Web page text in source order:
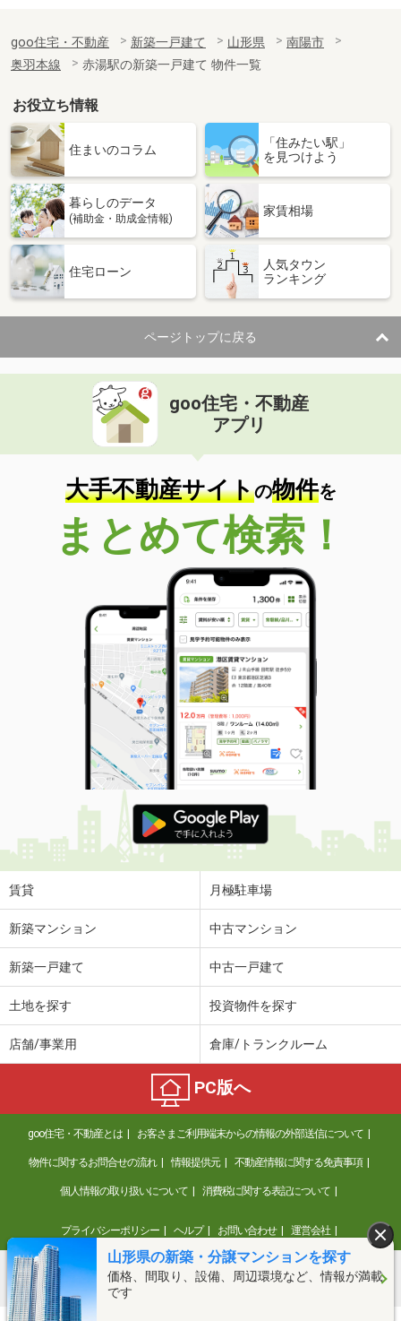
goo住宅・不動産 新築一戸建て 山形県
南陽市
奥羽本線
赤湯駅の新築一戸建て 物件一覧
お役立ち情報
住まいのコラム
「住みたい駅」
を見つけよう
暮らしのデータ
(補助金・助成金情報)
家賃相場
住宅ローン
人気タウン
ランキング
山形県の新築・分譲マンションを探す
価格、間取り、設備、周辺環境など、情報が満載
です
ページトップに戻る
goo住宅・不動産
アプリ
大手不動産サイトの物件を
まとめて検索！
賃貸 月極駐車場
新築マンション 中古マンション
新築一戸建て 中古一戸建て
土地を探す 投資物件を探す
店舗/事業用 倉庫/トランクルーム
PC版へ
goo住宅・不動産とは お客さまご利用端末からの情報の外部送信について
物件に関するお問合せの流れ 情報提供元 不動産情報に関する免責事項
個人情報の取り扱いについて 消費税に関する表記について
プライバシーポリシー ヘルプ お問い合わせ 運営会社
©NTT DOCOMO